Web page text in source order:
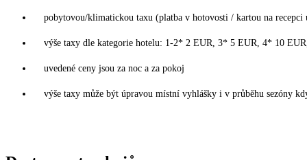
pobytovou/klimatickou taxu (platba v hotovosti / kartou na
výše taxy dle kategorie hotelu: 1-2* 2 EUR, 3* 5 EUR, 4* 10
uvedené ceny jsou za noc a za pokoj
výše taxy může být úpravou místní vyhlášky i v průběhu sezóny